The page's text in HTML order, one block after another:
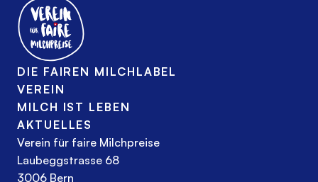
DIE FAIREN MILCHLABEL
VEREIN
MILCH IST LEBEN
AKTUELLES
Verein für faire Milchpreise
Laubeggstrasse 68
3006 Bern